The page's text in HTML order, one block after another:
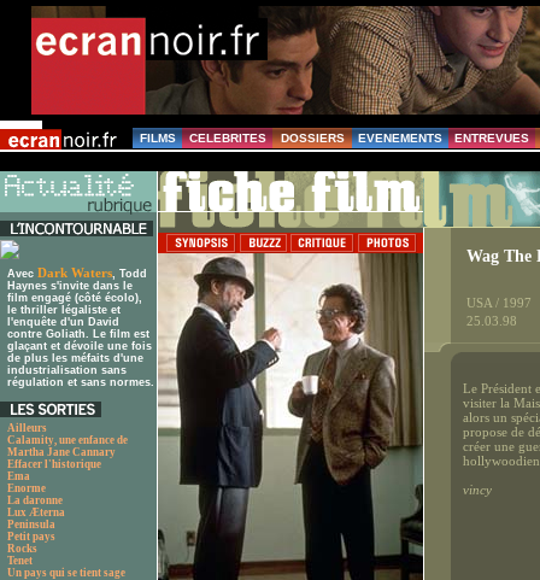
FILMS CELEBRITES DOSSIERS EVENEMENTS ENTREVUES
Avec Dark Waters, Todd
Haynes s'invite dans le
film engagé (côté écolo),
le thriller légaliste et
l'enquête d'un David
contre Goliath. Le film est
glaçant et dévoile une fois
de plus les méfaits d'une
industrialisation sans
régulation et sans normes.
Ailleurs
Calamity, une enfance de
Martha Jane Cannary
Effacer l'historique
Ema
Enorme
La daronne
Lux Æterna
Peninsula
Petit pays
Rocks
Tenet
Un pays qui se tient sage
Wag The
USA / 1997
25.03.98
Le Président
visiter la
alors un
propose de
créer une
vincy